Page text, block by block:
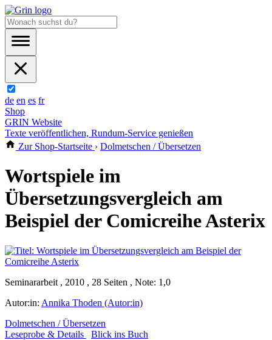
de en es fr
Shop
GRIN Website
Texte veröffentlichen, Rundum-Service genießen
Zur Shop-Startseite › Dolmetschen / Übersetzen
Wortspiele im
Übersetzungsvergleich am
Beispiel der Comicreihe Asterix
Seminararbeit , 2010 , 28 Seiten , Note: 1,0
Autor:in: Annika Thoden (Autor:in)
Dolmetschen / Übersetzen
Leseprobe & Details
Blick ins Buch